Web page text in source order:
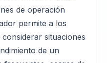
de operación
permite a los
situaciones
de un